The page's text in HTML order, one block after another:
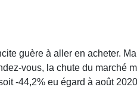
guère à aller en acheter.
vous, la chute du marché
-44,2% eu égard à août